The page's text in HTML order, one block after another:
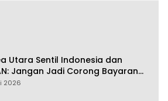
Utara Sentil Indonesia dan
Jangan Jadi Corong Bayaran
Serikat
2026